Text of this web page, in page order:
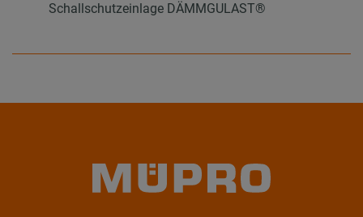
Schallschutzeinlage DÄMMGULAST®